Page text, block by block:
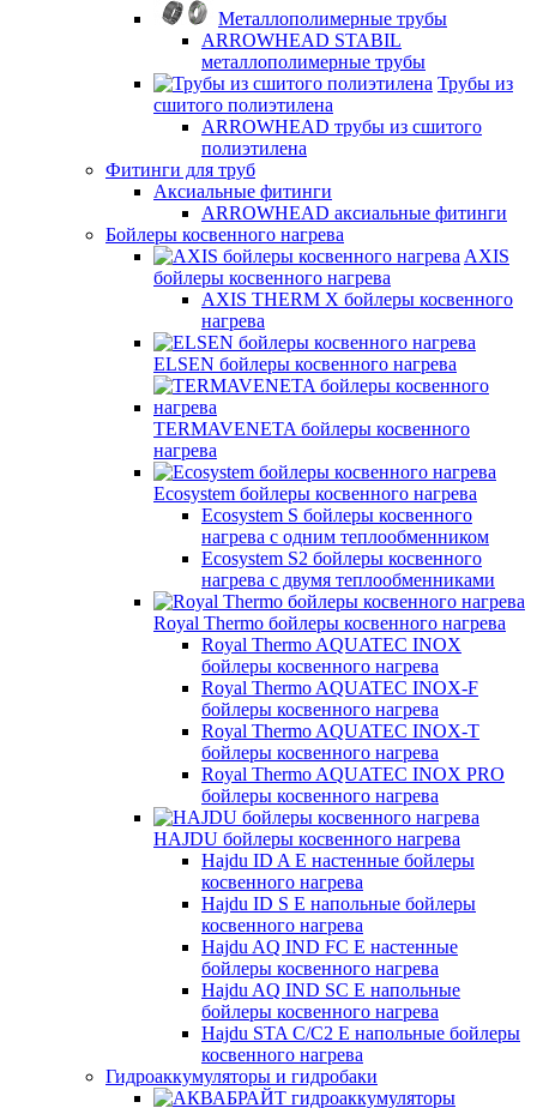
Металлополимерные трубы
ARROWHEAD STABIL
металлополимерные трубы
Трубы из
сшитого полиэтилена
ARROWHEAD трубы из сшитого
полиэтилена
Фитинги для труб
Аксиальные фитинги
ARROWHEAD аксиальные фитинги
Бойлеры косвенного нагрева
AXIS
бойлеры косвенного нагрева
AXIS THERM X бойлеры косвенного
нагрева
ELSEN бойлеры косвенного нагрева
TERMAVENETA бойлеры косвенного
нагрева
Ecosystem бойлеры косвенного нагрева
Ecosystem S бойлеры косвенного
нагрева с одним теплообменником
Ecosystem S2 бойлеры косвенного
нагрева с двумя теплообменниками
Royal Thermo бойлеры косвенного нагрева
Royal Thermo AQUATEC INOX
бойлеры косвенного нагрева
Royal Thermo AQUATEC INOX-F
бойлеры косвенного нагрева
Royal Thermo AQUATEC INOX-T
бойлеры косвенного нагрева
Royal Thermo AQUATEC INOX PRO
бойлеры косвенного нагрева
HAJDU бойлеры косвенного нагрева
Hajdu ID A E настенные бойлеры
косвенного нагрева
Hajdu ID S E напольные бойлеры
косвенного нагрева
Hajdu AQ IND FC E настенные
бойлеры косвенного нагрева
Hajdu AQ IND SC E напольные
бойлеры косвенного нагрева
Hajdu STA C/C2 E напольные бойлеры
косвенного нагрева
Гидроаккумуляторы и гидробаки